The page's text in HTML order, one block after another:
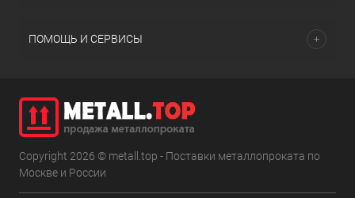
ПОМОЩЬ И СЕРВИСЫ
Copyright 2026 © metall.top - Поставки металлопроката по
Москве и России